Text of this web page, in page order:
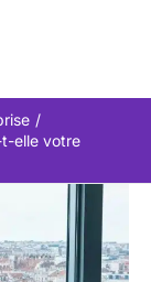
t-elle votre